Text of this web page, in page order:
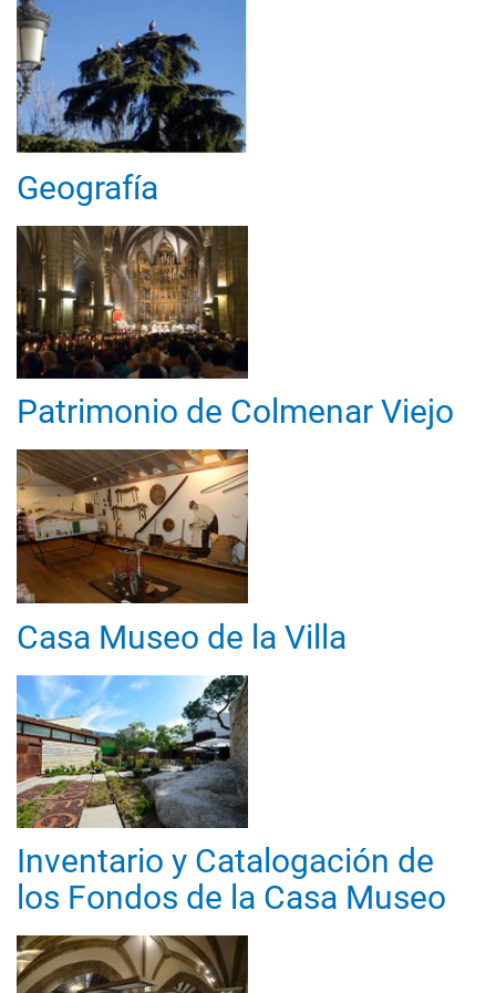
Geografía
Patrimonio de Colmenar Viejo
Casa Museo de la Villa
Inventario y Catalogación de
los Fondos de la Casa Museo